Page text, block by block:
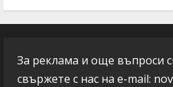
За реклама и още въпроси
свържете с нас на e-mail: